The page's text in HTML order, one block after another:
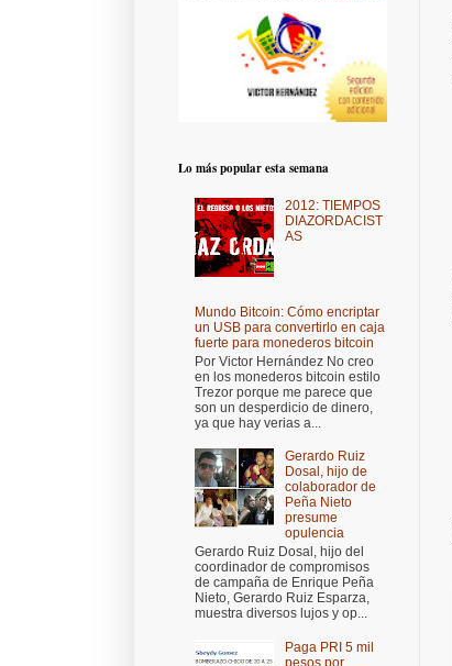
Lo más popular esta semana
2012: TIEMPOS
DIAZORDACIST
AS
Mundo Bitcoin: Cómo encriptar
un USB para convertirlo en caja
fuerte para monederos bitcoin
Por Victor Hernández No creo
en los monederos bitcoin estilo
Trezor porque me parece que
son un desperdicio de dinero,
ya que hay verias a...
Gerardo Ruiz
Dosal, hijo de
colaborador de
Peña Nieto
presume
opulencia
Gerardo Ruiz Dosal, hijo del
coordinador de compromisos
de campaña de Enrique Peña
Nieto, Gerardo Ruiz Esparza,
muestra diversos lujos y op...
Paga PRI 5 mil
pesos por